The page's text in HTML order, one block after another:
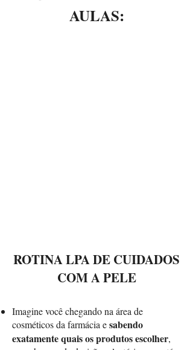
AULAS:
ROTINA LPA DE CUIDADOS
COM A PELE
Imagine você chegando na área de
cosméticos da farmácia esabendo
exatamente quais os produtos escolher,